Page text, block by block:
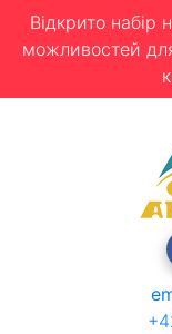
Відкрито набір
можливостей